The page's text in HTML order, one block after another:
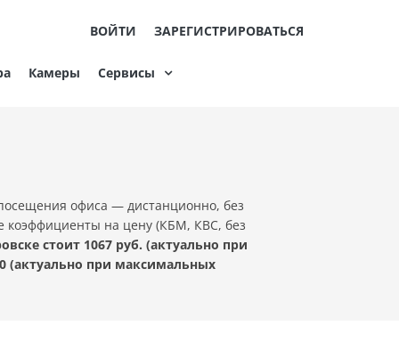
ВОЙТИ ЗАРЕГИСТРИРОВАТЬСЯ
Камеры Сервисы
офиса — дистанционно, без
коэффициенты на цену (КБМ, КВС, без
стоит 1067 руб. (актуально при
(актуально при максимальных